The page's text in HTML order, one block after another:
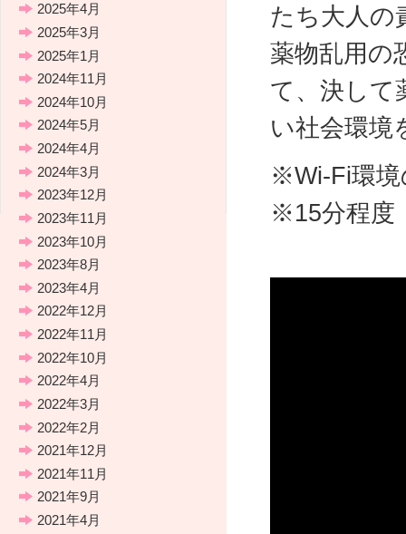
たち大人の
薬物乱用の
て、決して
い社会環境
※Wi-Fi環境
※15分程度
2025年4月
2025年3月
2025年1月
2024年11月
2024年10月
2024年5月
2024年4月
2024年3月
2023年12月
2023年11月
2023年10月
2023年8月
2023年4月
2022年12月
2022年11月
2022年10月
2022年4月
2022年3月
2022年2月
2021年12月
2021年11月
2021年9月
2021年4月